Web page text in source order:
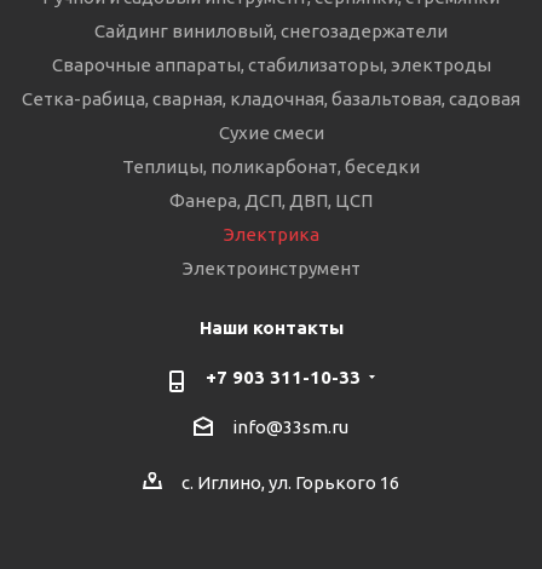
Сайдинг виниловый, снегозадержатели
Сварочные аппараты, стабилизаторы, электроды
Сетка-рабица, сварная, кладочная, базальтовая, садовая
Сухие смеси
Теплицы, поликарбонат, беседки
Фанера, ДСП, ДВП, ЦСП
Электрика
Электроинструмент
Наши контакты
+7 903 311-10-33
info@33sm.ru
с. Иглино, ул. Горького 16